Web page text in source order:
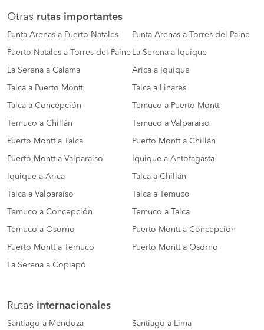
Otras rutas importantes
Punta Arenas a Puerto Natales Punta Arenas a Torres del Paine
Puerto Natales a Torres del Paine La Serena a Iquique
La Serena a Calama Arica a Iquique
Talca a Puerto Montt Talca a Linares
Talca a Concepción Temuco a Puerto Montt
Temuco a Chillán Temuco a Valparaiso
Puerto Montt a Talca Puerto Montt a Chillán
Puerto Montt a Valparaiso Iquique a Antofagasta
Iquique a Arica Talca a Chillán
Talca a Valparaíso Talca a Temuco
Temuco a Concepción Temuco a Talca
Temuco a Osorno Puerto Montt a Concepción
Puerto Montt a Temuco Puerto Montt a Osorno
La Serena a Copiapó
Rutas internacionales
Santiago a Mendoza Santiago a Lima